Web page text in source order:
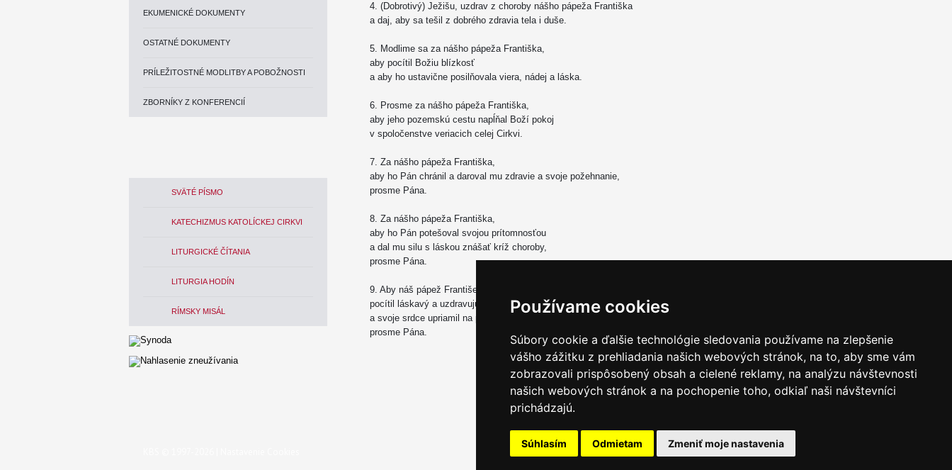
Používame cookies
Súbory cookie a ďalšie technológie sledovania používame na zlepšenie
vášho zážitku z prehliadania našich webových stránok, na to, aby sme vám
zobrazovali prispôsobený obsah a cielené reklamy, na analýzu návštevnosti
našich webových stránok a na pochopenie toho, odkiaľ naši návštevníci
prichádzajú.
Súhlasím Odmietam Zmeniť moje nastavenia
EKUMENICKÉ DOKUMENTY
OSTATNÉ DOKUMENTY
PRÍLEŽITOSTNÉ MODLITBY A POBOŽNOSTI
ZBORNÍKY Z KONFERENCIÍ
SVÄTÉ PÍSMO
KATECHIZMUS KATOLÍCKEJ CIRKVI
LITURGICKÉ ČÍTANIA
LITURGIA HODÍN
RÍMSKY MISÁL
4. (Dobrotivý) Ježišu, uzdrav z choroby nášho pápeža Františka
a daj, aby sa tešil z dobrého zdravia tela i duše.
5. Modlime sa za nášho pápeža Františka,
aby pocítil Božiu blízkosť
a aby ho ustavične posilňovala viera, nádej a láska.
6. Prosme za nášho pápeža Františka,
aby jeho pozemskú cestu napĺňal Boží pokoj
v spoločenstve veriacich celej Cirkvi.
7. Za nášho pápeža Františka,
aby ho Pán chránil a daroval mu zdravie a svoje požehnanie,
prosme Pána.
8. Za nášho pápeža Františka,
aby ho Pán potešoval svojou prítomnosťou
a dal mu silu s láskou znášať kríž choroby,
prosme Pána.
9. Aby náš pápež František
pocítil láskavý a uzdravujúci dotyk Stvoriteľa
a svoje srdce upriamil na prísľub večného života,
prosme Pána.
Email servis Kontakt Ochrana osobných udajov